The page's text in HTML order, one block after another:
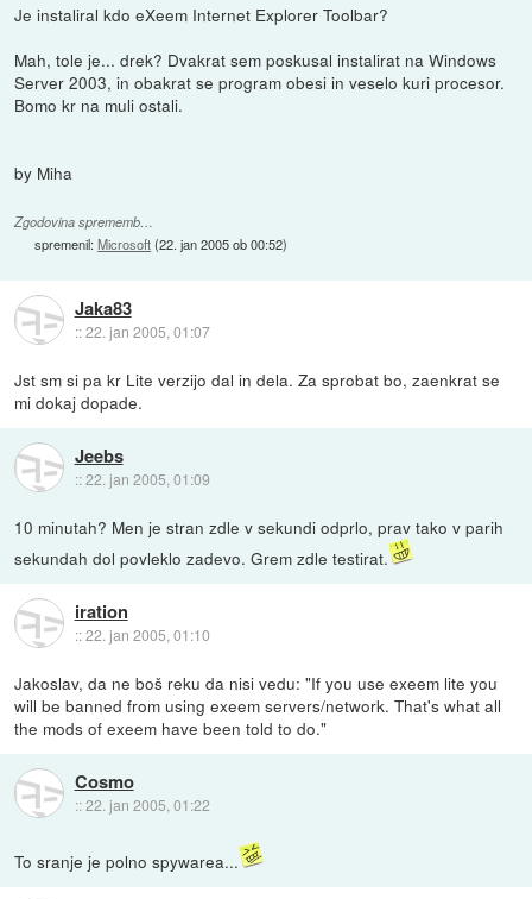
Je instaliral kdo eXeem Internet Explorer Toolbar?
Mah, tole je... drek? Dvakrat sem poskusal instalirat na Windows
Server 2003, in obakrat se program obesi in veselo kuri procesor.
Bomo kr na muli ostali.
by Miha
Zgodovina sprememb…
spremenil:Microsoft(22. jan 2005 ob 00:52)
Jaka83
::22. jan 2005, 01:07
Jst sm si pa kr Lite verzijo dal in dela. Za sprobat bo, zaenkrat se
mi dokaj dopade.
Jeebs
::22. jan 2005, 01:09
10 minutah? Men je stran zdle v sekundi odprlo, prav tako v parih
sekundah dol povleklo zadevo. Grem zdle testirat.
iration
::22. jan 2005, 01:10
Jakoslav, da ne boš reku da nisi vedu: "If you use exeem lite you
will be banned from using exeem servers/network. That's what all
the mods of exeem have been told to do."
Cosmo
::22. jan 2005, 01:22
To sranje je polno spywarea...